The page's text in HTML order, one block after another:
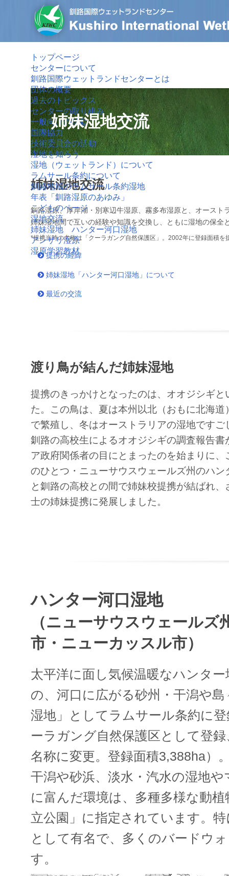
トップページ
センターについて
釧路国際ウェットランドセンターとは
団体の概要
過去のトピックス
センターの取り組み
一般向けの活動
国際協力
技術委員会の活動
湿地を知ろう
湿地（ウェットランド）について
ラムサール条約について
釧路地域のラムサール条約湿地
年表「釧路湿原のあゆみ」
こどものページ
湿地交流
姉妹湿地 ハンター河口湿地
アンザリ湿原
湿原学習教材
姉妹湿地交流
姉妹湿地交流
釧路湿原、厚岸湖・別寒辺牛湿原、霧多布湿原と、オースト
姉妹湿地間で互いの経験や知識を交換し、ともに湿地の保全
*提携当時の名称は「クーラガング自然保護区」。2002年に登録面積
提携の経緯
姉妹湿地「ハンター河口湿地」について
最近の交流
渡り鳥が結んだ姉妹湿地
提携のきっかけとなったのは、オオジシギと
た。この鳥は、夏は本州以北（おもに北海道
で繁殖し、冬はオーストラリアの湿地ですご
釧路の高校生によるオオジシギの調査報告書
ア政府関係者の目にとまったのを始まりに、
のひとつ・ニューサウスウェールズ州のハン
と釧路の高校との間で姉妹校提携が結ばれ、
士の姉妹提携に発展しました。
ハンター河口湿地
（ニューサウスウェール
市・ニューカッスル市）
太平洋に面し気候温暖なハンタ
の、河口に広がる砂州・干潟や
湿地」としてラムサール条約に
ーラガング自然保護区として登
名称に変更。登録面積3,388ha）
干潟や砂浜、淡水・汽水の湿地
に富んだ環境は、多種多様な動
立公園」に指定されています。
として有名で、多くのバードウ
す。